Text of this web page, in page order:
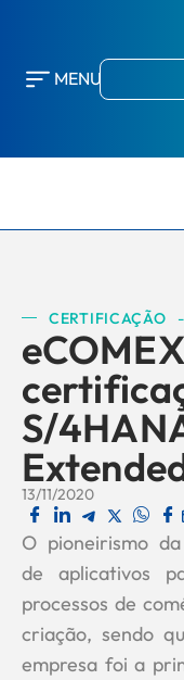
MENU
CERTIFICAÇÃO -
S/
13/11/2020
O pioneirismo
de aplicativos
processos de
criação, sendo
empresa foi a